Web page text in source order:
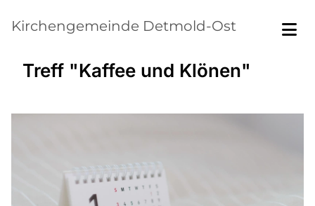
Kirchengemeinde Detmold-Ost
Treff "Kaffee und Klönen"